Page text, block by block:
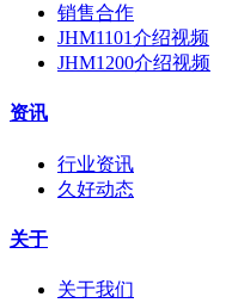
销售合作
JHM1101介绍视频
JHM1200介绍视频
资讯
行业资讯
久好动态
关于
关于我们